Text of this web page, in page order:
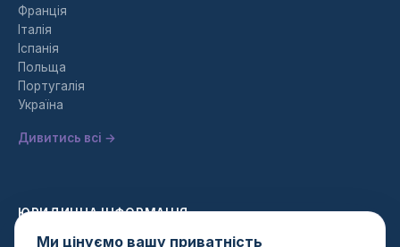
Франція
Італія
Іспанія
Польща
Португалія
Україна
Дивитись всі →
ЮРИДИЧНА ІНФОРМАЦІЯ
Ми цінуємо вашу приватність